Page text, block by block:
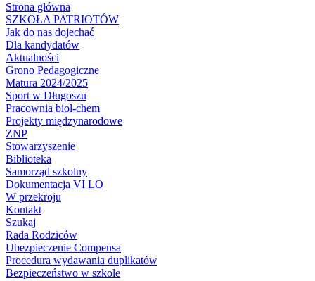
Strona główna
SZKOŁA PATRIOTÓW
Jak do nas dojechać
Dla kandydatów
Aktualności
Grono Pedagogiczne
Matura 2024/2025
Sport w Długoszu
Pracownia biol-chem
Projekty międzynarodowe
ZNP
Stowarzyszenie
Biblioteka
Samorząd szkolny
Dokumentacja VI LO
W przekroju
Kontakt
Szukaj
Rada Rodziców
Ubezpieczenie Compensa
Procedura wydawania duplikatów
Bezpieczeństwo w szkole